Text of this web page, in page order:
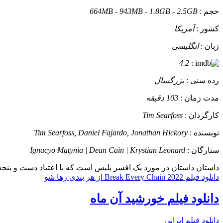
حجم : 664MB - 943MB - 1.8GB - 2.5GB
کشور :آمریکا
زبان :انگلیسی
:
4.2
رده سنی :بزرگسال
مدت زمان : 103 دقیقه
کارگردان : Tim Searfoss
نویسنده : Tim Searfoss, Daniel Fajardo, Jonathan Hickory
ستارگان : Ignacyo Matynia | Dean Cain | Krystian Leonard
داستان داستان در مورد یک افسر پلیس است که با اعتیاد دست و
دانلود فیلم Break Every Chain 2022 از هر بندی رها شو
دانلود فیلم خورشید آن ماه
دانلود فیلم ایرانی